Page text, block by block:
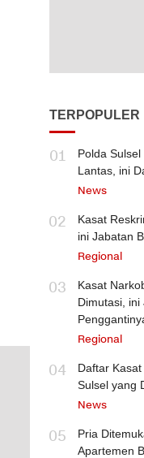
TERPOPULER
01
Polda
Lantas, ini
News
02
Kasat
ini Jabatan
Regional
03
Kasat
Dimutasi, ini
Regional
04
Daftar
Sulsel yang
News
05
Pria
Apartemen